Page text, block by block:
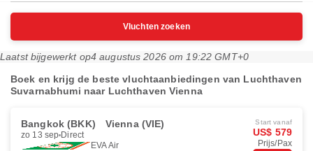
Vluchten zoeken
Laatst bijgewerkt op4 augustus 2026 om 19:22 GMT+0
Boek en krijg de beste vluchtaanbiedingen van Luchthaven
Suvarnabhumi naar Luchthaven Vienna
Bangkok (BKK) Vienna (VIE)
zo 13 sep Direct
EVA Air
Start vanaf
US$ 579
Prijs/Pax